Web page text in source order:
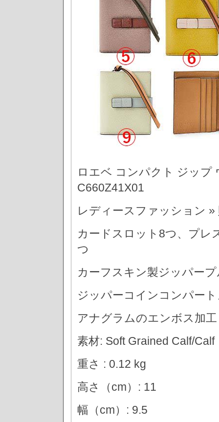
ロエベ コンパクト ジップ
C660Z41X01
レディースファッション
カードスロット8つ、プレ
つ
カーフスキン製ジッパー
ジッパーコインコンパー
アナグラムのエンボス加工
素材: Soft Grained Calf/Calf
重さ : 0.12 kg
高さ（cm）: 11
幅（cm）: 9.5